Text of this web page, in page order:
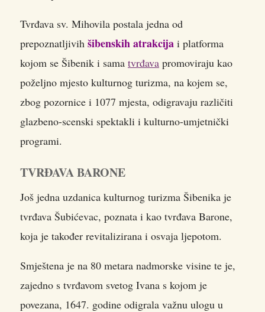
Tvrđava sv. Mihovila postala jedna od
prepoznatljivih šibenskih atrakcija i platforma
kojom se Šibenik i sama tvrđava promoviraju kao
poželjno mjesto kulturnog turizma, na kojem se,
zbog pozornice i 1077 mjesta, odigravaju različiti
glazbeno-scenski spektakli i kulturno-umjetnički
programi.
TVRĐAVA BARONE
Još jedna uzdanica kulturnog turizma Šibenika je
tvrđava Šubićevac, poznata i kao tvrđava Barone,
koja je također revitalizirana i osvaja ljepotom.
Smještena je na 80 metara nadmorske visine te je,
zajedno s tvrđavom svetog Ivana s kojom je
povezana, 1647. godine odigrala važnu ulogu u